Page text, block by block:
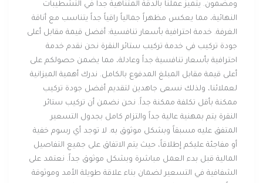
ومضمون. يتميز عملنا بالدقة المتناهية جداً في التشطيبات
النهائية، مما يعكس مظهراً جمالياً راقياً جداً يتناسب مع أناقة
الغرفة. خدمة احترافية بأسعار تنافسية: أفضل قيمة مقابل أعلى
جودة تركيب في خدمة تركيب ستائر النقرة نحن نقدم خدمة
احترافية بأسعار تنافسية جداً وعادلة، مما يضمن حصولكم على
أعلى قيمة مقابل المبلغ المدفوع بالكامل. ندرك أهمية الميزانية
لعملائنا، ولذلك نسعى جاهدين لتقديم أفضل جودة تركيب
ممكنة بأقل تكلفة ممكنة جداً. نحن نضمن أن تركيب ستائر
النقرة يتم بمهنية عالية جداً والتزام كامل بجدول التسعير
المتفق عليه مسبقاً وبشكل موثوق به. لا توجد أي رسوم خفية
أو مفاجئة عليكم إطلاقاً، حيث يتم الاتفاق على جميع التفاصيل
المالية قبل بدء العمل مباشرة وبشكل موثوق جداً. نعتمد على
الشفافية في التسعير لضمان بناء علاقة طويلة الأمد وموثوقة